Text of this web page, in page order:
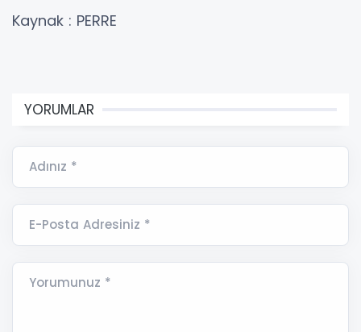
Kaynak : PERRE
YORUMLAR
Adınız *
E-Posta Adresiniz *
Yorumunuz *